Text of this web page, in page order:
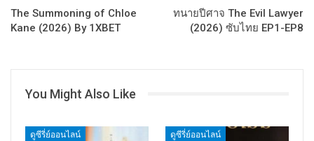
The Summoning of Chloe
Kane (2026) By 1XBET
ทนายปีศาจ The Evil Lawyer
(2026) ซับไทย EP1-EP8
You Might Also Like
ดูซีรี่ย์ออนไลน์ ดูซีรี่ย์ออนไลน์